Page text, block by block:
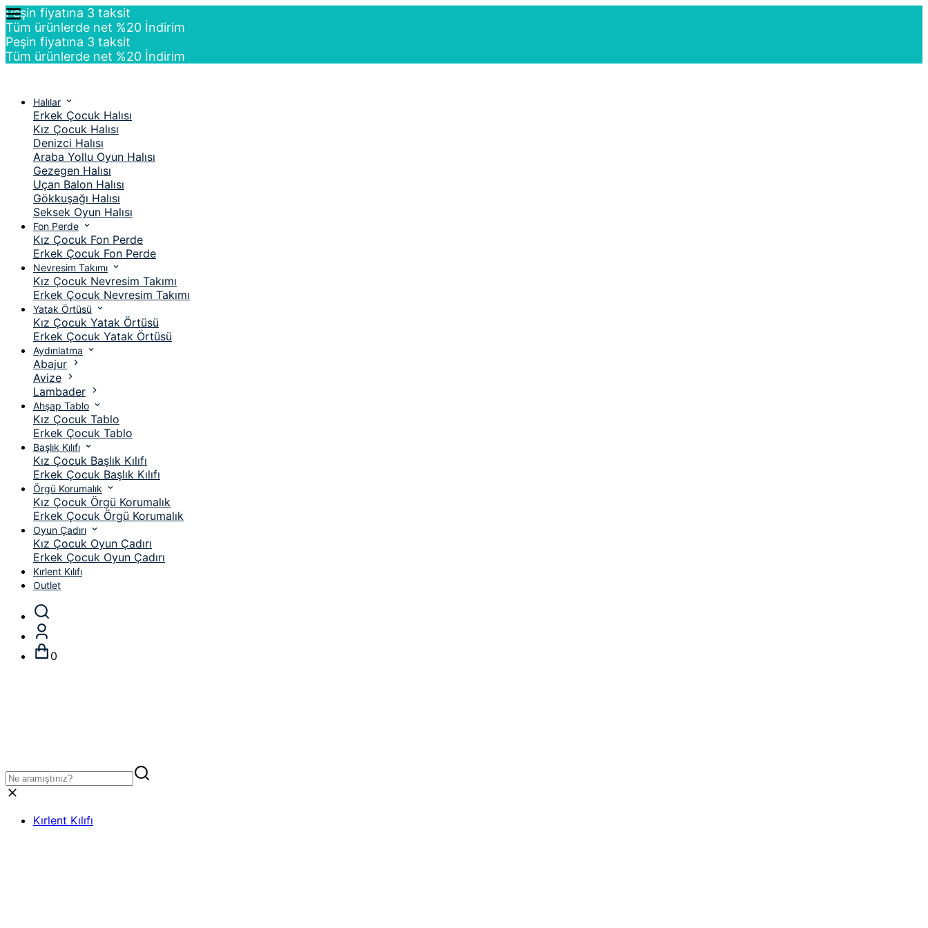
Peşin fiyatına 3 taksit
Tüm ürünlerde net %20 İndirim
Peşin fiyatına 3 taksit
Tüm ürünlerde net %20 İndirim
Halılar
Erkek Çocuk Halısı
Kız Çocuk Halısı
Denizci Halısı
Araba Yollu Oyun Halısı
Gezegen Halısı
Uçan Balon Halısı
Gökkuşağı Halısı
Seksek Oyun Halısı
Fon Perde
Kız Çocuk Fon Perde
Erkek Çocuk Fon Perde
Nevresim Takımı
Kız Çocuk Nevresim Takımı
Erkek Çocuk Nevresim Takımı
Yatak Örtüsü
Kız Çocuk Yatak Örtüsü
Erkek Çocuk Yatak Örtüsü
Aydınlatma
Abajur
Avize
Lambader
Ahşap Tablo
Kız Çocuk Tablo
Erkek Çocuk Tablo
Başlık Kılıfı
Kız Çocuk Başlık Kılıfı
Erkek Çocuk Başlık Kılıfı
Örgü Korumalık
Kız Çocuk Örgü Korumalık
Erkek Çocuk Örgü Korumalık
Oyun Çadırı
Kız Çocuk Oyun Çadırı
Erkek Çocuk Oyun Çadırı
Kırlent Kılıfı
Outlet
0
Kırlent Kılıfı